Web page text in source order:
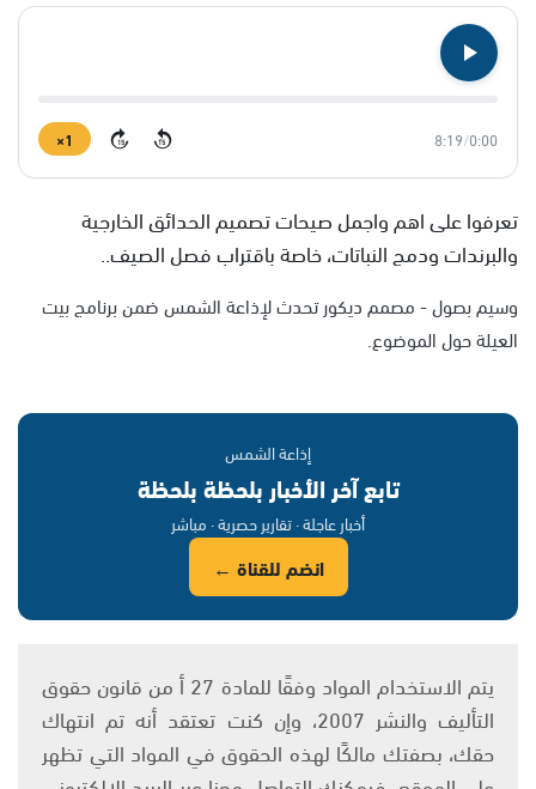
0:00
/
8:19
15
15
1×
تعرفوا على اهم واجمل صيحات تصميم الحدائق الخارجية
والبرندات ودمج النباتات، خاصة باقتراب فصل الصيف..
وسيم بصول - مصمم ديكور تحدث لإذاعة الشمس ضمن برنامج بيت
العيلة حول الموضوع.
إذاعة الشمس
تابع آخر الأخبار بلحظة بلحظة
أخبار عاجلة · تقارير حصرية · مباشر
انضم للقناة ←
يتم الاستخدام المواد وفقًا للمادة 27 أ من قانون حقوق
التأليف والنشر 2007، وإن كنت تعتقد أنه تم انتهاك
حقك، بصفتك مالكًا لهذه الحقوق في المواد التي تظهر